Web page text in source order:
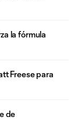
la fórmula
Freese para
de